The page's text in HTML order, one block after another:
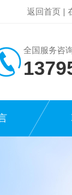
返回首页 |
全国服务咨